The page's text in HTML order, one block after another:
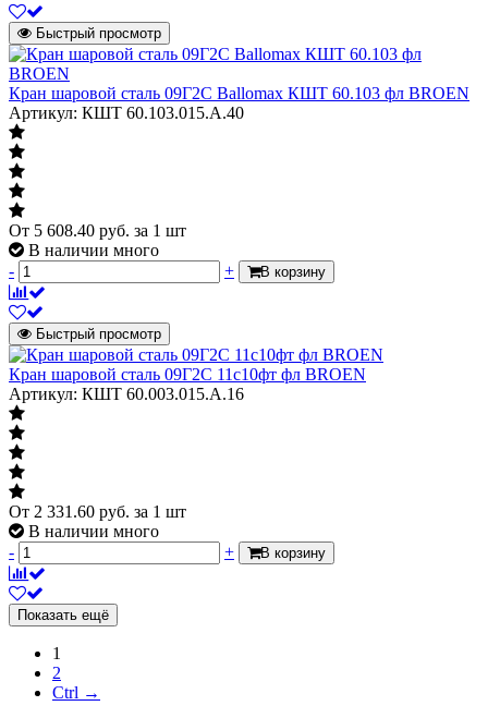
Быстрый просмотр
Кран шаровой сталь 09Г2С Ballomax КШТ 60.103 фл BROEN
Артикул: КШТ 60.103.015.А.40
От 5 608.40 руб. за 1 шт
В наличии много
-
+ В корзину
Быстрый просмотр
Кран шаровой сталь 09Г2С 11с10фт фл BROEN
Артикул: КШТ 60.003.015.А.16
От 2 331.60 руб. за 1 шт
В наличии много
-
+ В корзину
Показать ещё
1
2
Ctrl →